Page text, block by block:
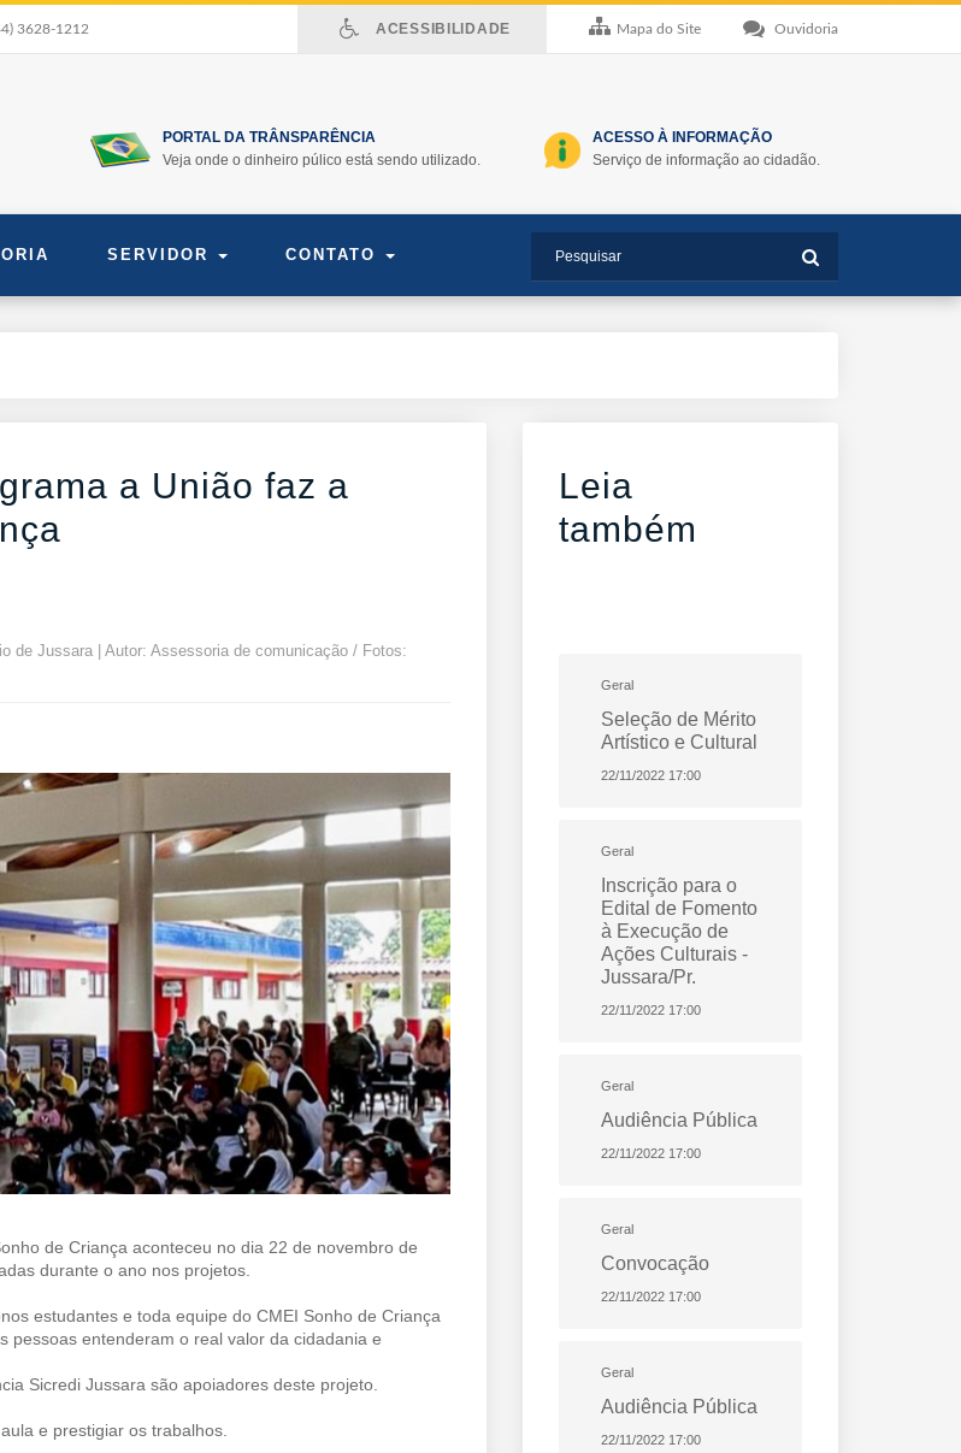
Ouvidoria
Mapa do Site
ACESSIBILIDADE
3628-1212
PORTAL DA TRÂNSPARÊNCIA
Veja onde o dinheiro púlico está sendo utilizado.
ACESSO À INFORMAÇÃO
Serviço de informação ao cidadão.
SERVIDOR CONTATO
a União faz a
de Jussara | Autor: Assessoria de comunicação / Fotos:
de Criança aconteceu no dia 22 de novembro de
durante o ano nos projetos.
estudantes e toda equipe do CMEI Sonho de Criança
pessoas entenderam o real valor da cidadania e
Sicredi Jussara são apoiadores deste projeto.
e prestigiar os trabalhos.
Leia
também
Geral
Seleção de Mérito
Artístico e Cultural
22/11/2022 17:00
Geral
Inscrição para o
Edital de Fomento
à Execução de
Ações Culturais -
Jussara/Pr.
22/11/2022 17:00
Geral
Audiência Pública
22/11/2022 17:00
Geral
Convocação
22/11/2022 17:00
Geral
Audiência Pública
22/11/2022 17:00